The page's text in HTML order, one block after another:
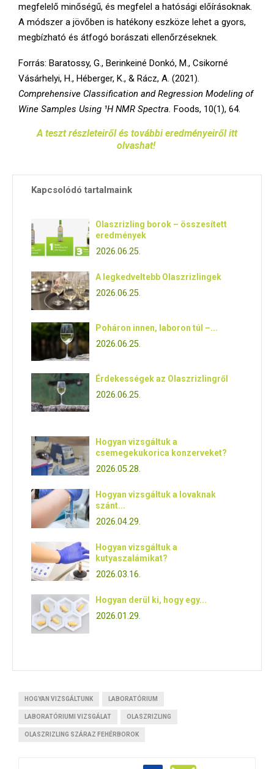
megfelelő minőségű, és megfelel a hatósági előírásoknak.
A módszer a jövőben is hatékony eszköze lehet a gyors,
megbízható és átfogó borászati ellenőrzéseknek.
Forrás: Baratossy, G., Berinkeiné Donkó, M., Csikorné
Vásárhelyi, H., Héberger, K., & Rácz, A. (2021).
Comprehensive Classification and Regression Modeling of
Wine Samples Using ¹H NMR Spectra. Foods, 10(1), 64.
A teszt részleteiről és további eredményeiről itt
olvashat!
Kapcsolódó tartalmaink
Olaszrizling borok – összesített
eredmények
2026.06.25.
A legkedveltebb Olaszrizlingek
2026.06.25.
Poháron innen, laboron túl –...
2026.06.25.
Érdekességek az Olaszrizlingről
2026.06.25.
Hogyan vizsgáltuk a
csemegekukorica konzerveket?
2026.05.28.
Hogyan vizsgáltuk a lovaknak
szánt...
2026.04.29.
Hogyan vizsgáltuk a
kutyaszalámikat?
2026.03.16.
Hogyan derül ki, hogy egy...
2026.01.29.
HOGYAN VIZSGÁLTUNK LABORATÓRIUM
LABORATÓRIUMI VIZSGÁLAT OLASZRIZLING
OLASZRIZLING SZÁRAZ FEHÉRBOROK